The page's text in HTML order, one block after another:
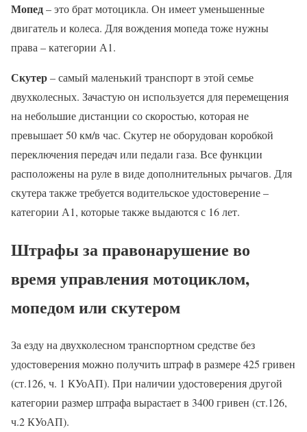
Мопед– это брат мотоцикла. Он имеет уменьшенные
двигатель и колеса. Для вождения мопеда тоже нужны
права – категории А1.
Скутер– самый маленький транспорт в этой семье
двухколесных. Зачастую он используется для перемещения
на небольшие дистанции со скоростью, которая не
превышает 50 км/в час. Скутер не оборудован коробкой
переключения передач или педали газа. Все функции
расположены на руле в виде дополнительных рычагов. Для
скутера также требуется водительское удостоверение –
категории А1, которые также выдаются с 16 лет.
Штрафы за правонарушение во
время управления мотоциклом,
мопедом или скутером
За езду на двухколесном транспортном средстве без
удостоверения можно получить штраф в размере 425 гривен
(ст.126, ч. 1 КУоАП). При наличии удостоверения другой
категории размер штрафа вырастает в 3400 гривен (ст.126,
ч.2 КУоАП).